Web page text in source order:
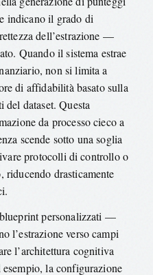
indicano il grado di
dell’estrazione —
Quando il sistema estrae
non si limita a
di affidabilità basato sulla
dataset. Questa
da processo cieco a
scende sotto una soglia
protocolli di controllo o
riducendo drasticamente
personalizzati —
l’estrazione verso campi
l’architettura cognitiva
la configurazione